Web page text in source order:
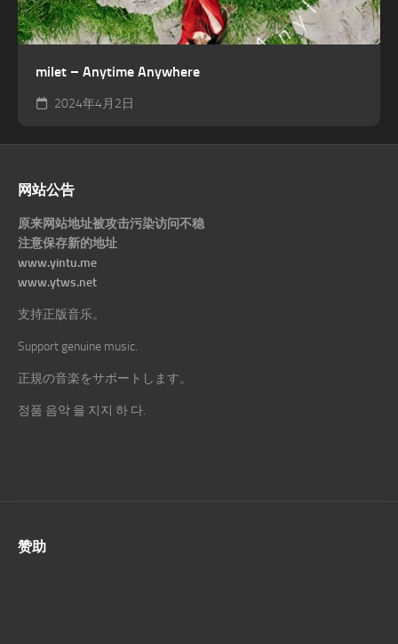
milet – Anytime Anywhere
2024年4月2日
网站公告
原来网站地址被攻击污染访问不稳
注意保存新的地址
www.yintu.me
www.ytws.net
支持正版音乐。
Support genuine music.
正規の音楽をサポートします。
정품 음악 을 지지 하 다.
赞助